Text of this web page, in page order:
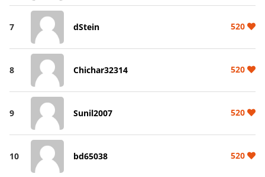
7 dStein 520
8 Chichar32314 520
9 Sunil2007 520
10 bd65038 520